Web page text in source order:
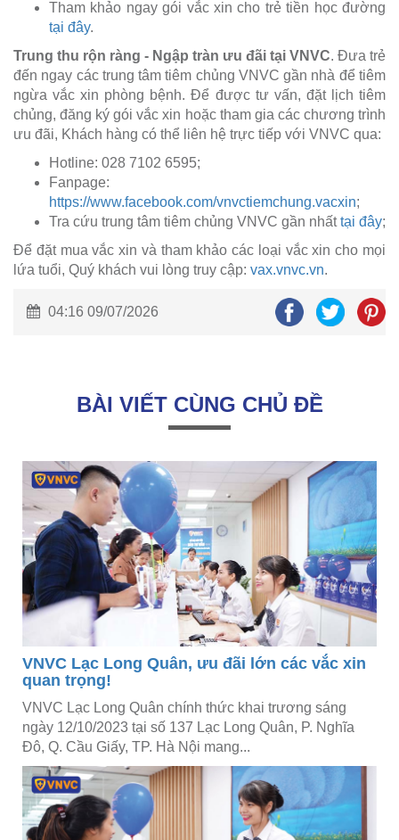
Tham khảo ngay gói vắc xin cho trẻ tiền học đường
tại đây.
Trung thu rộn ràng - Ngập tràn ưu đãi tại VNVC. Đưa trẻ
đến ngay các trung tâm tiêm chủng VNVC gần nhà để tiêm
ngừa vắc xin phòng bệnh. Để được tư vấn, đặt lịch tiêm
chủng, đăng ký gói vắc xin hoặc tham gia các chương trình
ưu đãi, Khách hàng có thể liên hệ trực tiếp với VNVC qua:
Hotline: 028 7102 6595;
Fanpage:
https://www.facebook.com/vnvctiemchung.vacxin;
Tra cứu trung tâm tiêm chủng VNVC gần nhấttại đây;
Để đặt mua vắc xin và tham khảo các loại vắc xin cho mọi
lứa tuổi, Quý khách vui lòng truy cập: vax.vnvc.vn.
04:16 09/07/2026
BÀI VIẾT CÙNG CHỦ ĐỀ
VNVC Lạc Long Quân, ưu đãi lớn các vắc xin
quan trọng!
VNVC Lạc Long Quân chính thức khai trương sáng
ngày 12/10/2023 tại số 137 Lạc Long Quân, P. Nghĩa
Đô, Q. Cầu Giấy, TP. Hà Nội mang...